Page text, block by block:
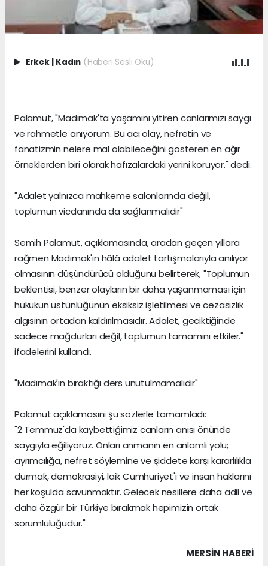
Erkek | Kadın (Haberi Sesli Oku)
Palamut, "Madımak'ta yaşamını yitiren canlarımızı saygı
ve rahmetle anıyorum. Bu acı olay, nefretin ve
fanatizmin nelere mal olabileceğini gösteren en ağır
örneklerden biri olarak hafızalardaki yerini koruyor." dedi.
"Adalet yalnızca mahkeme salonlarında değil,
toplumun vicdanında da sağlanmalıdır"
Semih Palamut, açıklamasında, aradan geçen yıllara
rağmen Madımak'ın hâlâ adalet tartışmalarıyla anılıyor
olmasının düşündürücü olduğunu belirterek, "Toplumun
beklentisi, benzer olayların bir daha yaşanmaması için
hukukun üstünlüğünün eksiksiz işletilmesi ve cezasızlık
algısının ortadan kaldırılmasıdır. Adalet, geciktiğinde
sadece mağdurları değil, toplumun tamamını etkiler."
ifadelerini kullandı.
"Madımak'ın bıraktığı ders unutulmamalıdır"
Palamut açıklamasını şu sözlerle tamamladı:
"2 Temmuz'da kaybettiğimiz canların anısı önünde
saygıyla eğiliyoruz. Onları anmanın en anlamlı yolu;
ayrımcılığa, nefret söylemine ve şiddete karşı kararlılıkla
durmak, demokrasiyi, laik Cumhuriyet'i ve insan haklarını
her koşulda savunmaktır. Gelecek nesillere daha adil ve
daha özgür bir Türkiye bırakmak hepimizin ortak
sorumluluğudur."
MERSIN HABERİ